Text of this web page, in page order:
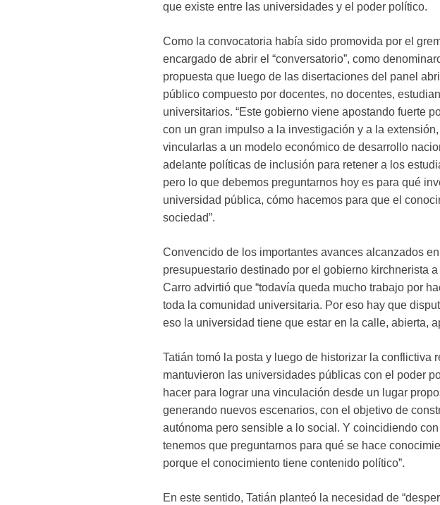
que existe entre las universidades y el poder político.
Como la convocatoria había sido promovida por el
encargado de abrir el “conversatorio”, como
propuesta que luego de las disertaciones del panel
público compuesto por docentes, no docentes,
universitarios. “Este gobierno viene apostando fuerte
con un gran impulso a la investigación y a la
vincularlas a un modelo económico de desarrollo
adelante políticas de inclusión para retener a los
pero lo que debemos preguntarnos hoy es para qué
universidad pública, cómo hacemos para que el
sociedad”.
Convencido de los importantes avances alcanzados
presupuestario destinado por el gobierno kirchnerista
Carro advirtió que “todavía queda mucho trabajo por
toda la comunidad universitaria. Por eso hay que
eso la universidad tiene que estar en la calle, abierta,
Tatián tomó la posta y luego de historizar la conflictiva
mantuvieron las universidades públicas con el poder
hacer para lograr una vinculación desde un lugar
generando nuevos escenarios, con el objetivo de
autónoma pero sensible a lo social. Y coincidiendo
tenemos que preguntarnos para qué se hace
porque el conocimiento tiene contenido político”.
En este sentido, Tatián planteó la necesidad de